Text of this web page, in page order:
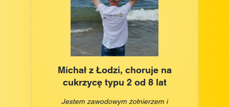
Michał z Łodzi, choruje na
cukrzycę typu 2 od 8 lat
Jestem zawodowym żołnierzem i